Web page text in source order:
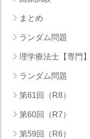
まとめ
ランダム問題
理学療法士【専門】
ランダム問題
第61回（R8）
第60回（R7）
第59回（R6）